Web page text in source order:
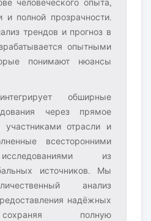
человеческого опыта,
и полной прозрачности.
трендов и прогноз в
опытными
понимают нюансы
обширные
через прямое
участниками отрасли и
всесторонними
из
источников. Мы
анализ
надёжных
полную